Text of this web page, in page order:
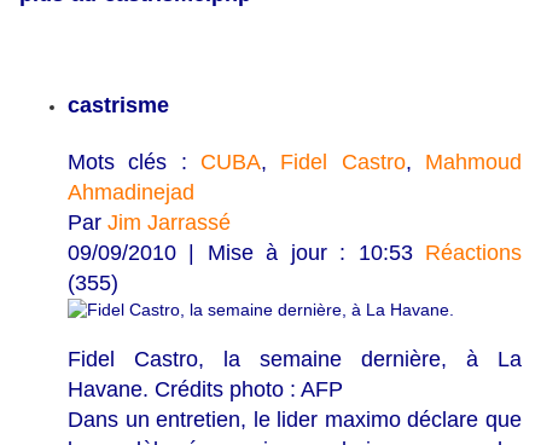
castrisme
Mots clés : CUBA, Fidel Castro, Mahmoud
Ahmadinejad
Par Jim Jarrassé
09/09/2010 | Mise à jour : 10:53 Réactions
(355)
Fidel Castro, la semaine dernière, à La
Havane. Crédits photo : AFP
Dans un entretien, le lider maximo déclare que